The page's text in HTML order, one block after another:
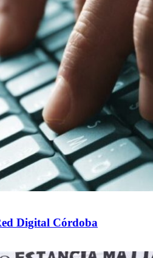
Digital Córdoba